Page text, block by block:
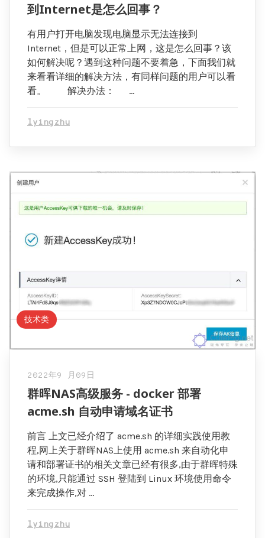
到Internet是怎么回事？
有用户打开电脑发现电脑显示无法连接到
Internet，但是可以正常上网，这是怎么回事？该
如何解决呢？遇到这种问题不要着急，下面我们就
来看看详细的解决方法，有同样问题的用户可以看
看。 解决办法： …
lyingzhu
技术类
2022年9 月09日
群晖NAS高级服务 - docker 部署
acme.sh 自动申请域名证书
前言 上文已经介绍了 acme.sh 的详细实践使用教
程,网上关于群晖NAS上使用 acme.sh 来自动化申
请和部署证书的相关文章已经有很多,由于群晖特殊
的环境,只能通过 SSH 登陆到 Linux 环境使用命令
来完成操作,对 …
lyingzhu